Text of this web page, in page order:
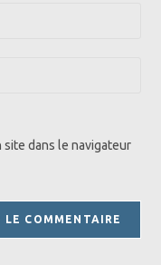
site dans le navigateur